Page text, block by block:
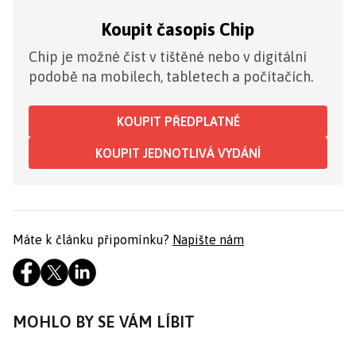
Koupit časopis Chip
Chip je možné číst v tištěné nebo v digitální
podobě na mobilech, tabletech a počítačích.
KOUPIT PŘEDPLATNÉ
KOUPIT JEDNOTLIVÁ VYDÁNÍ
Máte k článku připomínku? Napište nám
MOHLO BY SE VÁM LÍBIT